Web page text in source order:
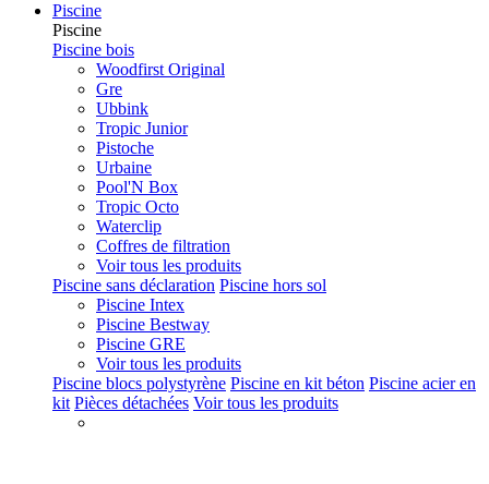
Piscine
Piscine
Piscine bois
Woodfirst Original
Gre
Ubbink
Tropic Junior
Pistoche
Urbaine
Pool'N Box
Tropic Octo
Waterclip
Coffres de filtration
Voir tous les produits
Piscine sans déclaration Piscine hors sol
Piscine Intex
Piscine Bestway
Piscine GRE
Voir tous les produits
Piscine blocs polystyrène Piscine en kit béton Piscine acier en
kit Pièces détachées Voir tous les produits